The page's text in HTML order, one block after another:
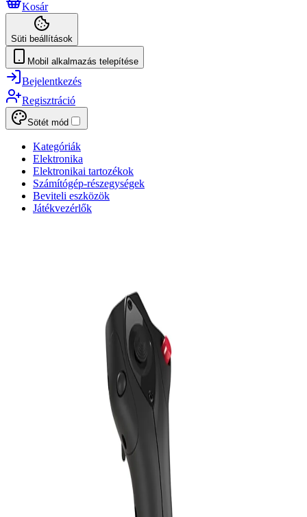
Kosár
Süti beállítások
Mobil alkalmazás telepítése
Bejelentkezés
Regisztráció
Sötét mód
Kategóriák
Elektronika
Elektronikai tartozékok
Számítógép-részegységek
Beviteli eszközök
Játékvezérlők